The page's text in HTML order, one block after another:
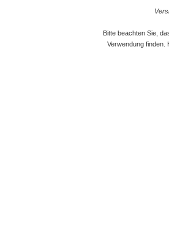
Bitte beachten Sie,
Verwendung finden.